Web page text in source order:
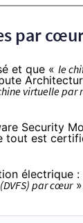
par
et que « le
virtuelle par
Security
tout est
électrique :
par cœur